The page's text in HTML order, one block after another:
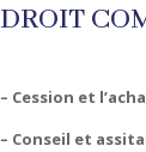
DROIT
– Cession et
– Conseil et